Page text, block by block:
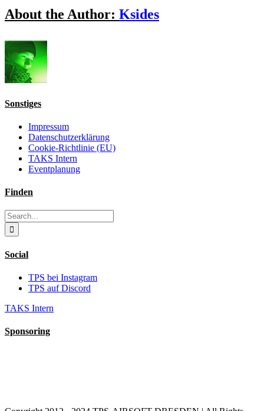
Facebook
X
Reddit
LinkedIn
WhatsApp
Tumblr
Pinterest
Vk
Email
About the Author: Ksides
Sonstiges
Impressum
Datenschutzerklärung
Cookie-Richtlinie (EU)
TAKS Intern
Eventplanung
Finden
Search
for:
Social
TPS bei Instagram
TPS auf Discord
TAKS Intern
Sponsoring